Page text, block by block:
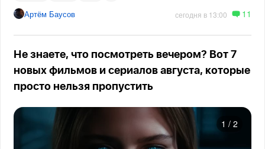
Артём Баусов сегодня в 13:00 11
Не знаете, что посмотреть вечером? Вот 7
новых фильмов и сериалов августа, которые
просто нельзя пропустить
1 / 2